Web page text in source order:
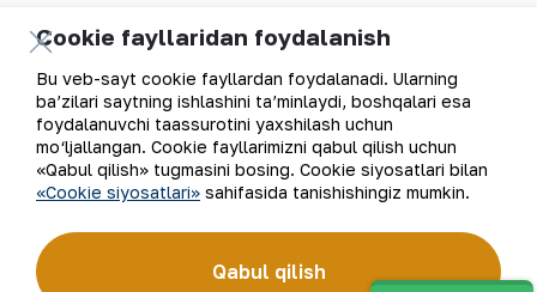
Karyera
Raqamli hukumat
Ochiq ma'lumotlar
RSS feed
Cookie fayllaridan foydalanish
Bu veb-sayt cookie fayllardan foydalanadi. Ularning
ba’zilari saytning ishlashini ta’minlaydi, boshqalari esa
foydalanuvchi taassurotini yaxshilash uchun
mo‘ljallangan. Cookie fayllarimizni qabul qilish uchun
«Qabul qilish» tugmasini bosing. Cookie siyosatlari bilan
«Cookie siyosatlari» sahifasida tanishishingiz mumkin.
Qabul qilish